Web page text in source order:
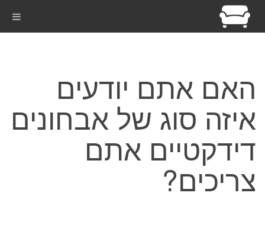
האם אתם יודעים
איזה סוג של אבחונים
דידקטיים אתם
צריכים?